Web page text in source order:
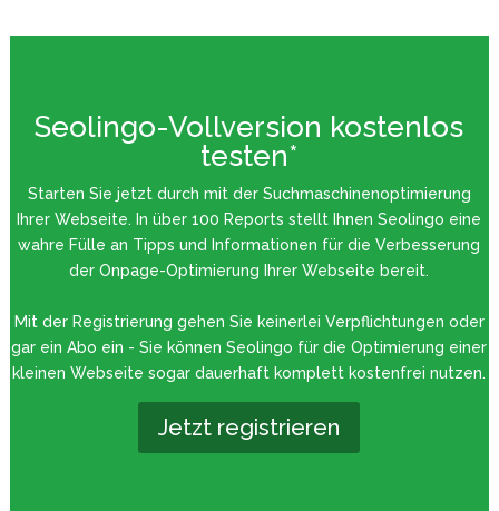
Seolingo-Vollversion kostenlos
testen*
Starten Sie jetzt durch mit der Suchmaschinenoptimierung
Ihrer Webseite. In über 100 Reports stellt Ihnen Seolingo eine
wahre Fülle an Tipps und Informationen für die Verbesserung
der Onpage-Optimierung Ihrer Webseite bereit.
Mit der Registrierung gehen Sie keinerlei Verpflichtungen oder
gar ein Abo ein - Sie können Seolingo für die Optimierung einer
kleinen Webseite sogar dauerhaft komplett kostenfrei nutzen.
Jetzt registrieren